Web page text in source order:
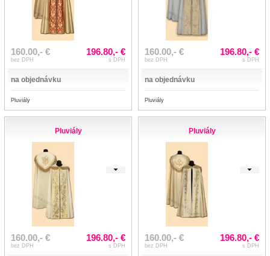
160.00,- €
bez DPH
196.80,- €
s DPH
na objednávku
Pluviály
160.00,- €
bez DPH
196.80,- €
s DPH
na objednávku
Pluviály
Pluviály
160.00,- €
bez DPH
196.80,- €
s DPH
Pluviály
160.00,- €
bez DPH
196.80,- €
s DPH